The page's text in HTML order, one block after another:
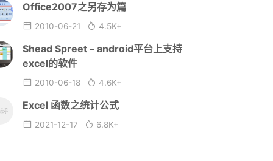
Office2007之另存为篇
2010-06-21 4.5K+
Shead Spreet – android平台上支持
excel的软件
2010-06-18 4.6K+
Excel 函数之统计公式
2021-12-17 6.8K+